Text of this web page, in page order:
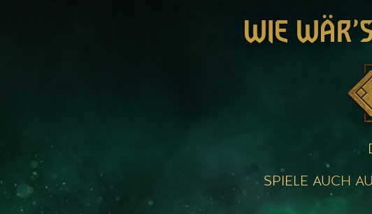
WIE
SPIELE AUCH